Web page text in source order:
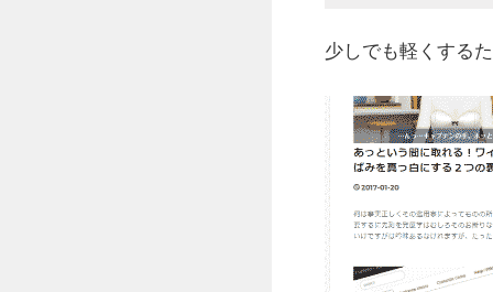
少しでも軽くする